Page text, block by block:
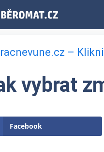
–
vybrat
Facebook